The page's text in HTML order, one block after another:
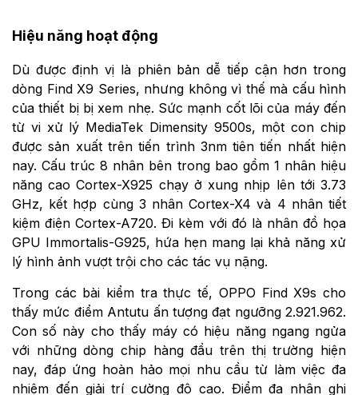
Hiệu năng hoạt động
Dù được định vị là phiên bản dễ tiếp cận hơn trong
dòng Find X9 Series, nhưng không vì thế mà cấu hình
của thiết bị bị xem nhẹ. Sức mạnh cốt lõi của máy đến
từ vi xử lý MediaTek Dimensity 9500s, một con chip
được sản xuất trên tiến trình 3nm tiên tiến nhất hiện
nay. Cấu trúc 8 nhân bên trong bao gồm 1 nhân hiệu
năng cao Cortex-X925 chạy ở xung nhịp lên tới 3.73
GHz, kết hợp cùng 3 nhân Cortex-X4 và 4 nhân tiết
kiệm điện Cortex-A720. Đi kèm với đó là nhân đồ họa
GPU Immortalis-G925, hứa hẹn mang lại khả năng xử
lý hình ảnh vượt trội cho các tác vụ nặng.
Trong các bài kiểm tra thực tế, OPPO Find X9s cho
thấy mức điểm Antutu ấn tượng đạt ngưỡng 2.921.962.
Con số này cho thấy máy có hiệu năng ngang ngửa
với những dòng chip hàng đầu trên thị trường hiện
nay, đáp ứng hoàn hảo mọi nhu cầu từ làm việc đa
nhiệm đến giải trí cường độ cao. Điểm đa nhân ghi